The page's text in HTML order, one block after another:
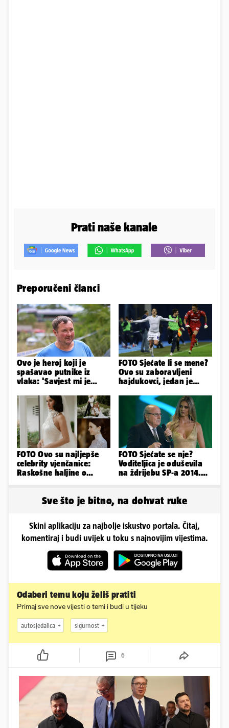
Prati naše kanale
Preporučeni članci
Ovo je heroj koji je
spašavao putnike iz
vlaka: 'Savjest mi je
napravim...'
FOTO Sjećate li se mene?
Ovo su zaboravljeni
hajdukovci, jedan je
FOTO Ovo su najljepše
celebrity vjenčanice:
Raskošne haljine o
FOTO Sjećate se nje?
Voditeljica je oduševila
na ždrijebu SP-a 2014.
Sve što je bitno, na dohvat ruke
Skini aplikaciju za najbolje iskustvo portala. Čitaj,
komentiraj i budi uvijek u toku s najnovijim vijestima.
Odaberi temu koju želiš pratiti
Primaj sve nove vijesti o temi i budi u tijeku
autosjedalica sigurnost
6